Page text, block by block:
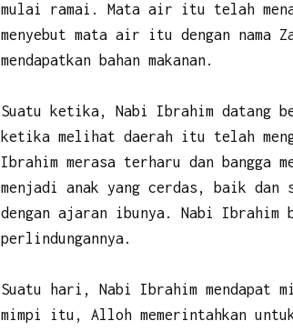
mulai ramai. Mata air itu telah
menyebut mata air itu dengan nama
mendapatkan bahan makanan.
Suatu ketika, Nabi Ibrahim datang
ketika melihat daerah itu telah
Ibrahim merasa terharu dan
menjadi anak yang cerdas, baik
dengan ajaran ibunya. Nabi Ibrahim
perlindungannya.
Suatu hari, Nabi Ibrahim mendapat
mimpi itu, Alloh memerintahkan